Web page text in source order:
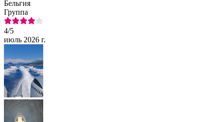
Бельгия
Группа
4/5
июль 2026 г.